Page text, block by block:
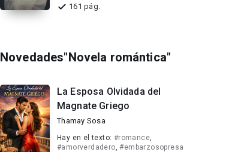
161 pág.
Novedades"Novela romántica"
La Esposa Olvidada del
Magnate Griego
Thamay Sosa
Hay en el texto: #romance,
#amorverdadero,#embarzosopresa